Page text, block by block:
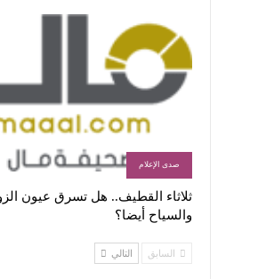
صدى الإعلام
ثلاثاء القطيف.. هل تسرق عيون
والسياح أيضا؟
السابق التالي